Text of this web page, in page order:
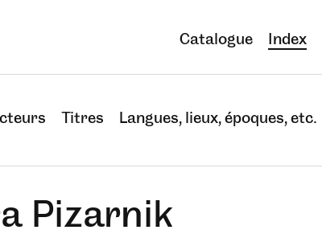
Catalogue Index
Titres Langues, lieux, époques, etc.
Pizarnik